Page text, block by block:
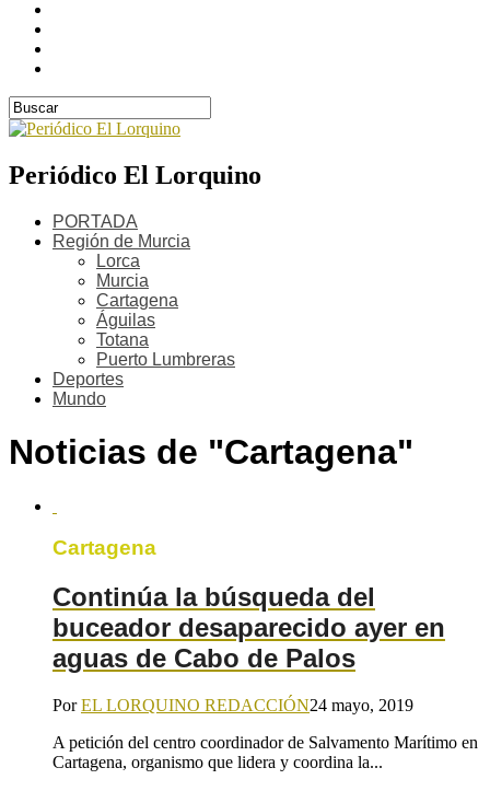
Periódico El Lorquino
PORTADA
Región de Murcia
Lorca
Murcia
Cartagena
Águilas
Totana
Puerto Lumbreras
Deportes
Mundo
Noticias de "Cartagena"
Cartagena
Continúa la búsqueda del
buceador desaparecido ayer en
aguas de Cabo de Palos
PorEL LORQUINO REDACCIÓN24 mayo, 2019
A petición del centro coordinador de Salvamento Marítimo en
Cartagena, organismo que lidera y coordina la...